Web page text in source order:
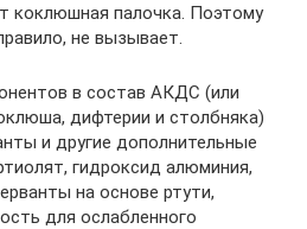
коклюшная палочка. Поэтому
не вызывает.
в состав АКДС (или
дифтерии и столбняка)
и другие дополнительные
гидроксид алюминия,
на основе ртути,
для ослабленного